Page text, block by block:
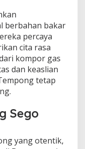
berbahan bakar
percaya
cita rasa
kompor gas
dan keaslian
tetap
Sego
yang otentik,